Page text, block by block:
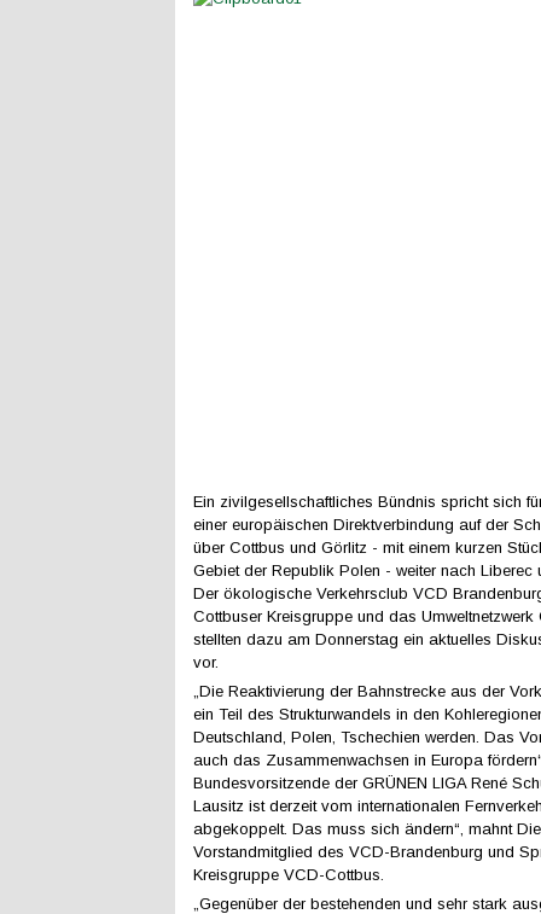
Ein zivilgesellschaftliches Bündnis spricht sich
einer europäischen Direktverbindung auf der
über Cottbus und Görlitz - mit einem kurzen
Gebiet der Republik Polen - weiter nach Liberec
Der ökologische Verkehrsclub VCD
Cottbuser Kreisgruppe und das Umweltnetzwerk
stellten dazu am Donnerstag ein aktuelles
vor.
„Die Reaktivierung der Bahnstrecke aus der
ein Teil des Strukturwandels in den
Deutschland, Polen, Tschechien werden. Das
auch das Zusammenwachsen in Europa
Bundesvorsitzende der GRÜNEN LIGA René
Lausitz ist derzeit vom internationalen
abgekoppelt. Das muss sich ändern“, mahnt
Vorstandmitglied des VCD-Brandenburg und
Kreisgruppe VCD-Cottbus.
„Gegenüber der bestehenden und sehr stark